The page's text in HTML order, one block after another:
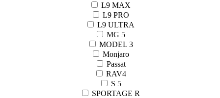
L9 MAX
L9 PRO
L9 ULTRA
MG 5
MODEL 3
Monjaro
Passat
RAV4
S 5
SPORTAGE R